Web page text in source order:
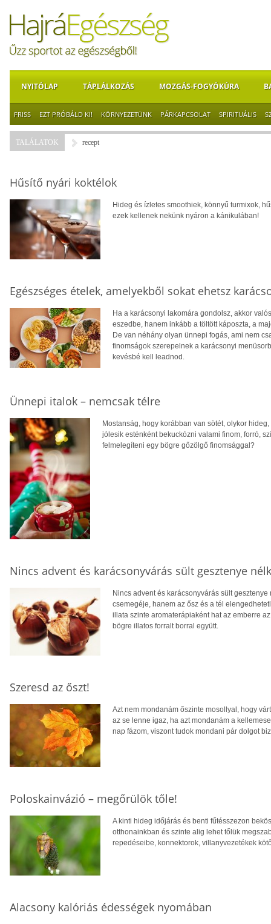
NYITÓLAP TÁPLÁLKOZÁS MOZGÁS-FOGYÓKÚRA
FRISS EZT PRÓBÁLD KI! KÖRNYEZETÜNK PÁRKAPCSOLAT SPIRITUÁLIS
TALÁLATOK recept
Hűsítő nyári koktélok
Hideg és ízletes smoothiek, könnyű turmixok,
ezek kellenek nekünk nyáron a kánikulában!
Egészséges ételek, amelyekből sokat ehetsz
Ha a karácsonyi lakomára gondolsz, akkor
eszedbe, hanem inkább a töltött káposzta, a
De van néhány olyan ünnepi fogás, ami nem
finomságok szerepelnek a karácsonyi
kevésbé kell leadnod.
Ünnepi italok – nemcsak télre
Mostanság, hogy korábban van sötét, olykor
jólesik esténként bekuckózni valami finom, forró,
felmelegíteni egy bögre gőzölgő finomsággal?
Nincs advent és karácsonyvárás sült gesztenye
Nincs advent és karácsonyvárás sült
csemegéje, hanem az ősz és a tél
illata szinte aromaterápiaként hat az emberre
bögre illatos forralt borral együtt.
Szeresd az őszt!
Azt nem mondanám őszinte mosollyal, hogy
az se lenne igaz, ha azt mondanám a
nap fázom, viszont tudok mondani pár dolgot
Poloskainvázió – megőrülök tőle!
A kinti hideg időjárás és benti fűtésszezon
otthonainkban és szinte alig lehet tőlük
repedéseibe, konnektorok, villanyvezetékek
Alacsony kalóriás édességek nyomában